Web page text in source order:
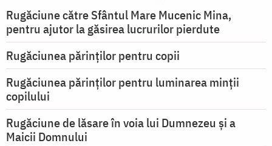
Rugăciune către Sfântul Mare Mucenic Mina,
pentru ajutor la găsirea lucrurilor pierdute
Rugăciunea părinților pentru copii
Rugăciunea părinților pentru luminarea minţii
copilului
Rugăciune de lăsare în voia lui Dumnezeu şi a
Maicii Domnului